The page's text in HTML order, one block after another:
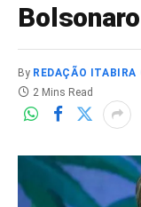
Bolsonaro
By REDAÇÃO ITABIRA
2 Mins Read